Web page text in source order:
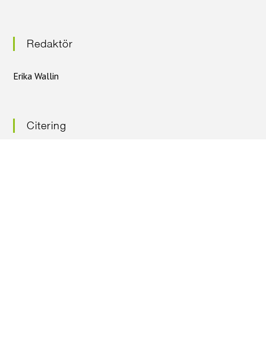
Redaktör
Erika Wallin
Citering